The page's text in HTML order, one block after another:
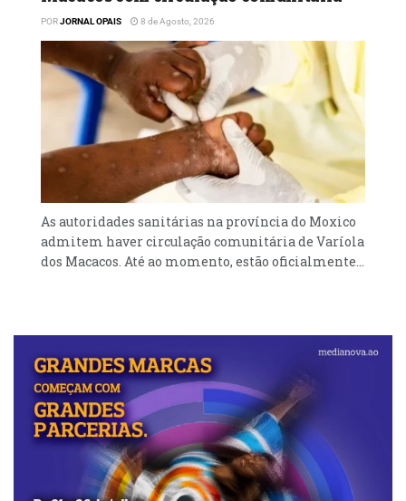
PORJORNAL OPAIS 8 de Agosto, 2026
As autoridades sanitárias na província do Moxico
admitem haver circulação comunitária de Varíola
dos Macacos. Até ao momento, estão oficialmente...